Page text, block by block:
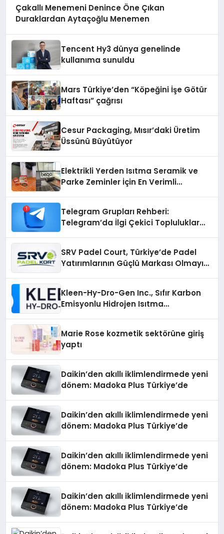
Çakallı Menemeni Denince Öne Çıkan
Duraklardan Aytaçoğlu Menemen
Tencent Hy3 dünya genelinde
kullanıma sunuldu
Mars Türkiye’den “Köpeğini İşe Götür
Haftası” çağrısı
Cesur Packaging, Mısır’daki Üretim
Üssünü Büyütüyor
Elektrikli Yerden Isıtma Seramik ve
Parke Zeminler İçin En Verimli
Telegram Grupları Rehberi:
Telegram’da İlgi Çekici Topluluklar
SRV Padel Court, Türkiye’de Padel
Yatırımlarının Güçlü Markası Olmayı
Kleen-Hy-Dro-Gen Inc., Sıfır Karbon
Emisyonlu Hidrojen Isıtma
Marie Rose kozmetik sektörüne giriş
yaptı
Daikin’den akıllı iklimlendirmede yeni
dönem: Madoka Plus Türkiye’de
Daikin’den akıllı iklimlendirmede yeni
dönem: Madoka Plus Türkiye’de
Daikin’den akıllı iklimlendirmede yeni
dönem: Madoka Plus Türkiye’de
Daikin’den akıllı iklimlendirmede yeni
dönem: Madoka Plus Türkiye’de